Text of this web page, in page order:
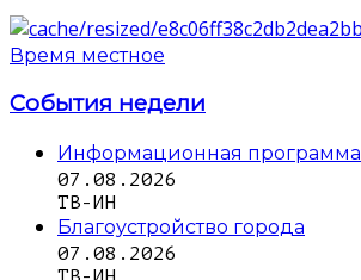
Время местное
События недели
Информационная программа
07.08.2026
ТВ-ИН
Благоустройство города
07.08.2026